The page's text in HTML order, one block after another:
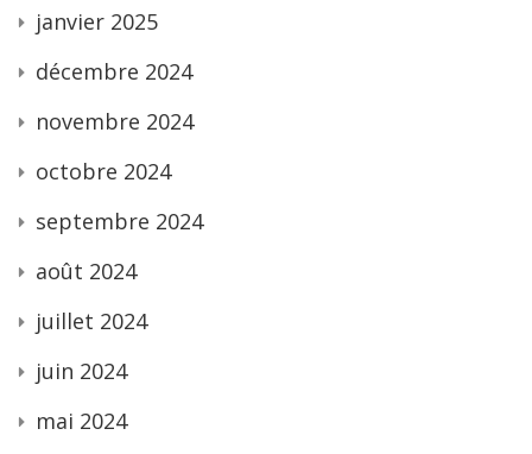
janvier 2025
décembre 2024
novembre 2024
octobre 2024
septembre 2024
août 2024
juillet 2024
juin 2024
mai 2024